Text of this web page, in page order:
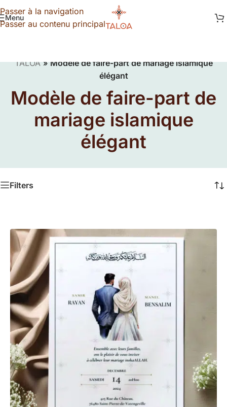
Passer à la navigation
Passer au contenu principal
Menu
TALOA»Modèle de faire-part de mariage islamique
élégant
Modèle de faire-part de
mariage islamique
élégant
Filters